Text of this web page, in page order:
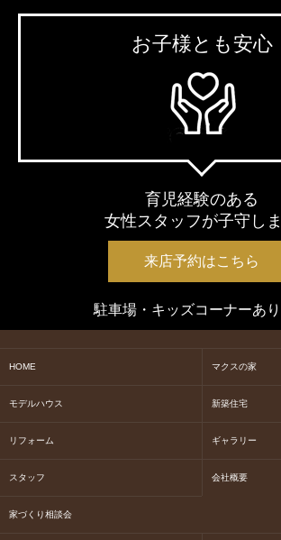
お子様とも安心
育児経験のある
女性スタッフが子守し
来店予約はこちら
駐車場・キッズコーナーあ
HOME マクスの家
モデルハウス 新築住宅
リフォーム ギャラリー
スタッフ 会社概要
家づくり相談会